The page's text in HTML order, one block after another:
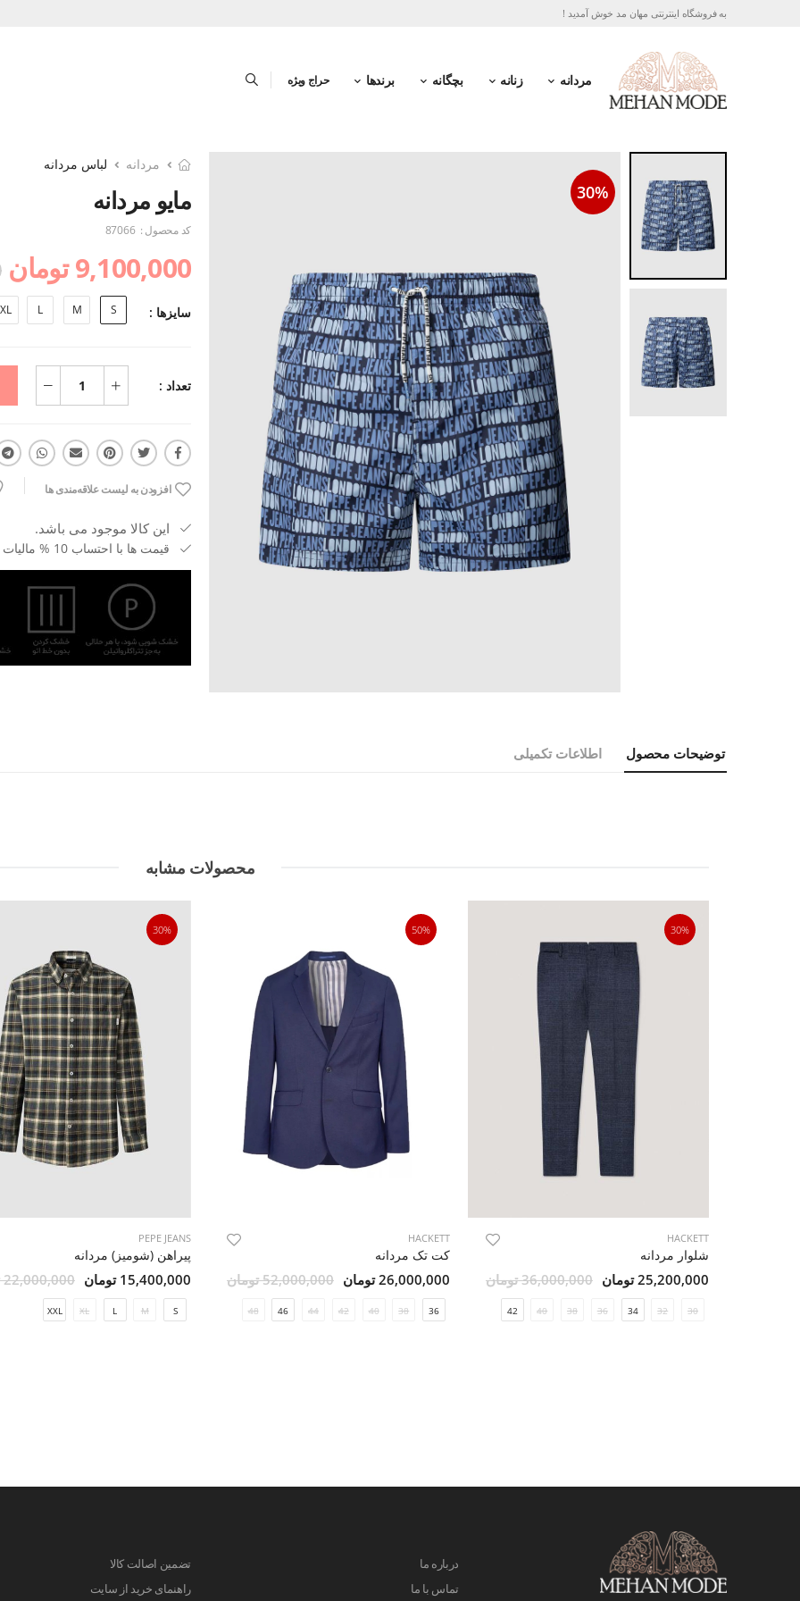
به فروشگاه اینترنتی مهان مد خوش آمدید !
مردانه زنانه بچگانه برندها حراج ویژه
30%
مردانه لباس مردانه
مایو مردانه
کد محصول : 87066
9,100,000 تومان
سایزها : S
M
L
XL
تعداد :
افزودن به لیست علاقه‌مندی ها
این کالا موجود می باشد.
قیمت ها با احتساب 10 % مالیات بر ارزش افزوده می باشد.
توضیحات محصول اطلاعات تکمیلی
محصولات مشابه
30%
HACKETT
شلوار مردانه
25,200,000 تومان 36,000,000 تومان
30
32
34
36
38
40
42
50%
HACKETT
کت تک مردانه
26,000,000 تومان 52,000,000 تومان
36
38
40
42
44
46
48
30%
PEPE JEANS
پیراهن (شومیز) مردانه
15,400,000 تومان 22,000,000 تومان
S
M
L
XL
XXL
درباره ما
تماس با ما
تضمین اصالت کالا
راهنمای خرید از سایت